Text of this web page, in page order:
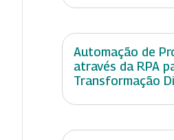
Automação de
através da RPA
Transformação